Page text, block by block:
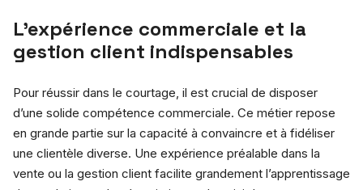
L’expérience commerciale et la
gestion client indispensables
Pour réussir dans le courtage, il est crucial de disposer
d’une solide compétence commerciale. Ce métier repose
en grande partie sur la capacité à convaincre et à fidéliser
une clientèle diverse. Une expérience préalable dans la
vente ou la gestion client facilite grandement l’apprentissage